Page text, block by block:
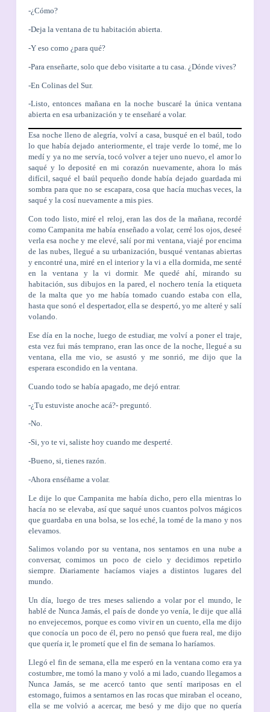
-¿Cómo?
-Deja la ventana de tu habitación abierta.
-Y eso como ¿para qué?
-Para enseñarte, solo que debo visitarte a tu casa. ¿Dónde vives?
-En Colinas del Sur.
-Listo, entonces mañana en la noche buscaré la única ventana
abierta en esa urbanización y te enseñaré a volar.
Esa noche lleno de alegría, volví a casa, busqué en el baúl, todo
lo que había dejado anteriormente, el traje verde lo tomé, me lo
medí y ya no me servía, tocó volver a tejer uno nuevo, el amor lo
saqué y lo deposité en mi corazón nuevamente, ahora lo más
difícil, saqué el baúl pequeño donde había dejado guardada mi
sombra para que no se escapara, cosa que hacía muchas veces, la
saqué y la cosí nuevamente a mis pies.
Con todo listo, miré el reloj, eran las dos de la mañana, recordé
como Campanita me había enseñado a volar, cerré los ojos, deseé
verla esa noche y me elevé, salí por mi ventana, viajé por encima
de las nubes, llegué a su urbanización, busqué ventanas abiertas
y encontré una, miré en el interior y la vi a ella dormida, me senté
en la ventana y la vi dormir. Me quedé ahí, mirando su
habitación, sus dibujos en la pared, el nochero tenía la etiqueta
de la malta que yo me había tomado cuando estaba con ella,
hasta que sonó el despertador, ella se despertó, yo me alteré y salí
volando.
Ese día en la noche, luego de estudiar, me volví a poner el traje,
esta vez fui más temprano, eran las once de la noche, llegué a su
ventana, ella me vio, se asustó y me sonrió, me dijo que la
esperara escondido en la ventana.
Cuando todo se había apagado, me dejó entrar.
-¿Tu estuviste anoche acá?- preguntó.
-No.
-Si, yo te vi, saliste hoy cuando me desperté.
-Bueno, si, tienes razón.
-Ahora enséñame a volar.
Le dije lo que Campanita me había dicho, pero ella mientras lo
hacía no se elevaba, así que saqué unos cuantos polvos mágicos
que guardaba en una bolsa, se los eché, la tomé de la mano y nos
elevamos.
Salimos volando por su ventana, nos sentamos en una nube a
conversar, comimos un poco de cielo y decidimos repetirlo
siempre. Diariamente hacíamos viajes a distintos lugares del
mundo.
Un día, luego de tres meses saliendo a volar por el mundo, le
hablé de Nunca Jamás, el país de donde yo venía, le dije que allá
no envejecemos, porque es como vivir en un cuento, ella me dijo
que conocía un poco de él, pero no pensó que fuera real, me dijo
que quería ir, le prometí que el fin de semana lo haríamos.
Llegó el fin de semana, ella me esperó en la ventana como era ya
costumbre, me tomó la mano y voló a mi lado, cuando llegamos a
Nunca Jamás, se me acercó tanto que sentí mariposas en el
estomago, fuimos a sentarnos en las rocas que miraban el oceano,
ella se me volvió a acercar, me besó y me dijo que no quería